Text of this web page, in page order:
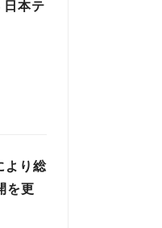
本テ
より総
を更